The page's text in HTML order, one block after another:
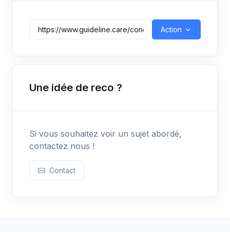
Action
Une idée de reco ?
Si vous souhaitez voir un sujet abordé,
contactez nous !
Contact